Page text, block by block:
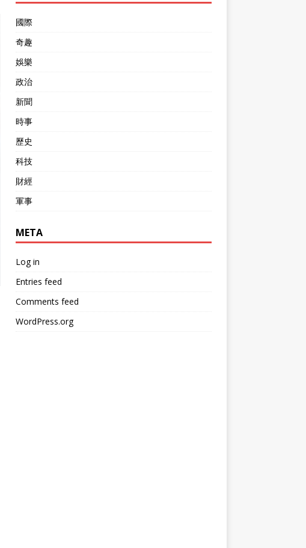
國際
奇趣
娛樂
政治
新聞
時事
歷史
科技
財經
軍事
META
Log in
Entries feed
Comments feed
WordPress.org